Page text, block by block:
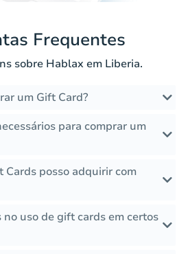
Frequentes
sobre Hablax em Liberia.
um Gift Card?
para comprar um
Cards posso adquirir com
no uso de gift cards em certos